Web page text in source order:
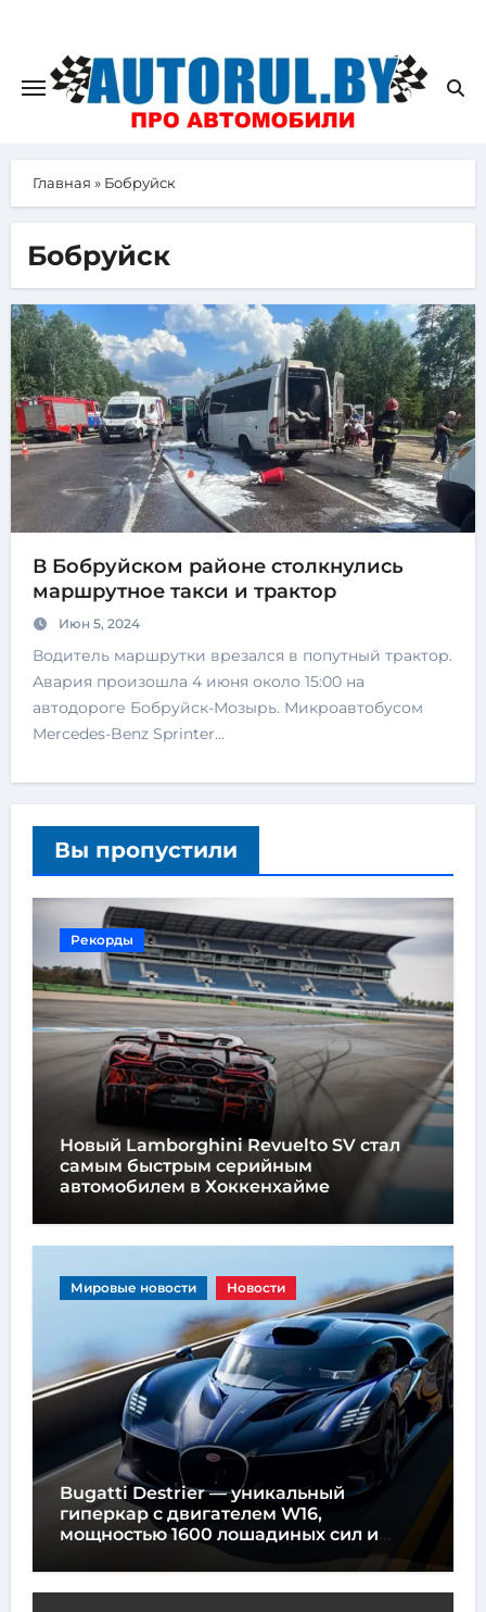
Главная » Бобруйск
Бобруйск
В Бобруйском районе столкнулись
маршрутное такси и трактор
Июн 5, 2024
Водитель маршрутки врезался в попутный трактор.
Авария произошла 4 июня около 15:00 на
автодороге Бобруйск-Мозырь. Микроавтобусом
Mercedes-Benz Sprinter…
Вы пропустили
Рекорды
Новый Lamborghini Revuelto SV стал
самым быстрым серийным
автомобилем в Хоккенхайме
Мировые новости Новости
Bugatti Destrier — уникальный
гиперкар с двигателем W16,
мощностью 1600 лошадиных сил и
высотой всего один метр